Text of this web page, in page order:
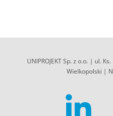
UNIPROJEKT Sp. z o.o. | ul.
Wielkopolski |